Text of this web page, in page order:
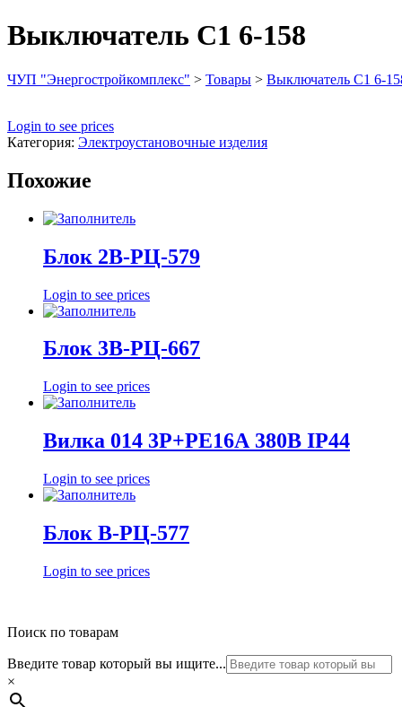
Выключатель С1 6-158
ЧУП "Энергостройкомплекс" > Товары > Выключатель С1 6-
Login to see prices
Категория: Электроустановочные изделия
Похожие
Блок 2В-РЦ-579
Login to see prices
Блок 3В-РЦ-667
Login to see prices
Вилка 014 3Р+РЕ16А 380В IP44
Login to see prices
Блок В-РЦ-577
Login to see prices
Поиск по товарам
Введите товар который вы ищите...
×